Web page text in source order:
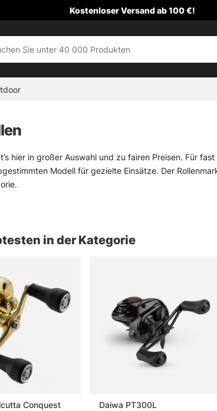
Kostenloser Versand ab 100 €!
hier in großer Auswahl und zu fairen Preisen. Für
Modell für gezielte Einsätze. Der
wo Druck und Salz das Material fordern. Trolling-
bewusst groß gehalten. Nicht nur, weil Rollen einfach
eigen.
Trolling-Rollen und Multirollen ansehen
zu Angelrollen
Angelrolle?
in der Kategorie
Conquest
Daiwa PT300L